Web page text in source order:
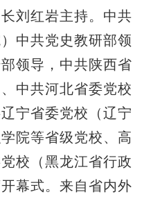
刘红岩主持。中共
中共党史教研部领
领导，中共陕西省
中共河北省委党校
宁省委党校（辽宁
院等省级党校、高
校（黑龙江省行政
幕式。来自省内外